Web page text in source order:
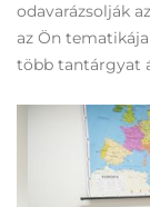
odavarázsolják
az Ön
több tantárgyat